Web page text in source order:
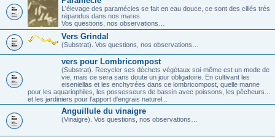
L'élevage des paramécies se fait en eau douce, ce sont des ciliés très
répandus dans nos mares.
Vos questions, nos observations…
Vers Grindal
(Substrat). Vos questions, nos observations…
vers pour Lombricompost
(Substrat). Recycler ses déchets végétaux soi-même est un mode de
vie, mais ce sera sans doute un jour obligatoire. En cultivant les
eiseniellas et les enchytrées dans ce lombricompost, quelle manne
pour les aquariophiles, les possesseurs de bassin avec poissons, les pêcheurs...
et les jardiniers pour l'apport d'engrais naturel...
Anguillule du vinaigre
(Vinaigre). Vos questions, nos observations…